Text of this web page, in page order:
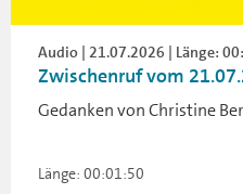
Audio | 21.07.2026 | Länge:
Zwischenruf vom
Gedanken von Christine
Länge: 00:01:50